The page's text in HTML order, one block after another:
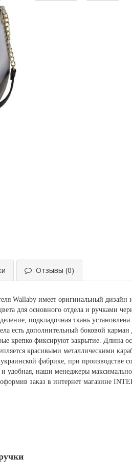
Отзывы (0)
Wallaby имеет оригинальный
для основного отдела и ручками
подкладочная ткань
есть дополнительный боковой
крепко фиксируют закрытие. Длина
красивыми металлическими
фабрике, при производстве
удобная, наши менеджеры максимально
заказ в интернет магазине